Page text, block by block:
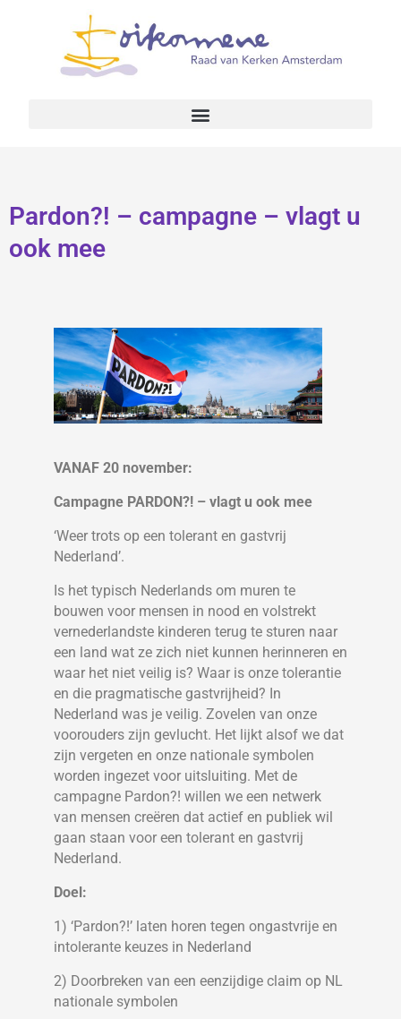
Pardon?! – campagne – vlagt u
ook mee
VANAF 20 november:
Campagne PARDON?! – vlagt u ook mee
‘Weer trots op een tolerant en gastvrij
Nederland’.
Is het typisch Nederlands om muren te
bouwen voor mensen in nood en volstrekt
vernederlandste kinderen terug te sturen naar
een land wat ze zich niet kunnen herinneren en
waar het niet veilig is? Waar is onze tolerantie
en die pragmatische gastvrijheid? In
Nederland was je veilig. Zovelen van onze
voorouders zijn gevlucht. Het lijkt alsof we dat
zijn vergeten en onze nationale symbolen
worden ingezet voor uitsluiting. Met de
campagne Pardon?! willen we een netwerk
van mensen creëren dat actief en publiek wil
gaan staan voor een tolerant en gastvrij
Nederland.
Doel:
1) ‘Pardon?!’ laten horen tegen ongastvrije en
intolerante keuzes in Nederland
2) Doorbreken van een eenzijdige claim op NL
nationale symbolen